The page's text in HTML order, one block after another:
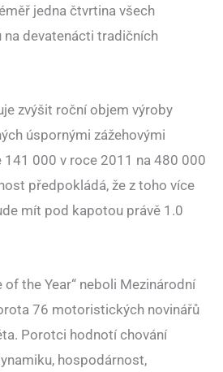
jedna čtvrtina všech
na devatenácti tradičních
zvýšit roční objem výroby
úspornými zážehovými
000 v roce 2011 na 480 000
předpokládá, že z toho více
mít pod kapotou právě 1.0
of the Year“ neboli Mezinárodní
76 motoristických novinářů
Porotci hodnotí chování
hospodárnost,